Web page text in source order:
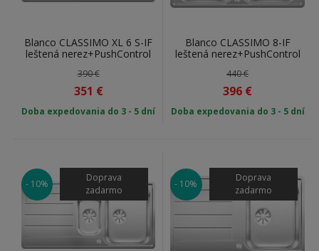
Blanco CLASSIMO XL 6 S-IF
leštená nerez+PushControl
390 €
351 €
Doba expedovania do 3 - 5 dní
Blanco CLASSIMO 8-IF
leštená nerez+PushControl
440 €
396 €
Doba expedovania do 3 - 5 dní
- 10%
Doprava
zadarmo
- 10%
Doprava
zadarmo